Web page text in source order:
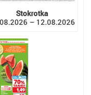
Stokrotka
– 12.08.2026